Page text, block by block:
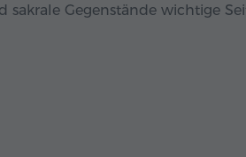
Gegenstände wichtige